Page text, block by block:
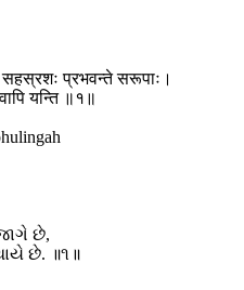
सहस्रशः प्रभवन्ते सरूपाः।
यन्ति ॥१॥
છે,
છે. ॥૧॥